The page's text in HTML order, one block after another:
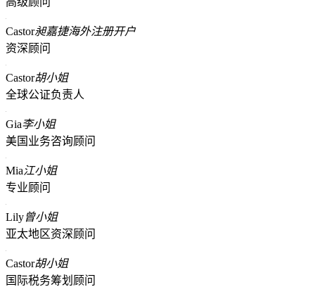
Castor昶嘉捷海外注册开户
资深顾问
Castor胡小姐
全球公证负责人
Gia李小姐
美国业务咨询顾问
Mia江小姐
专业顾问
Lily曾小姐
亚太地区资深顾问
Castor胡小姐
国际税务筹划顾问